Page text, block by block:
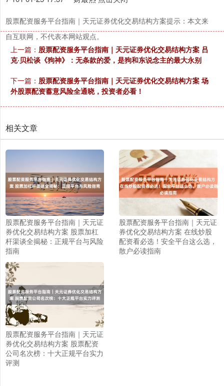
股票配资服务平台指南｜天元证券优化交易结构方案提示：本文来
自互联网，不代表本网站观点。
上一篇： 股票配资服务平台指南｜天元证券优化交易结构方案 吕
克·贝松谈《狗神》：无条款的爱，是狗和东说念主的最大永别
下一篇： 股票配资服务平台指南｜天元证券优化交易结构方案 场
外股票配资蓄意风险全通晓，投资者必看！
相关文章
股票配资服务平台指南｜天元证
券优化交易结构方案 股票加杠
杆渠谈全揭秘：正规平台与风险
指南
股票配资服务平台指南｜天元证
券优化交易结构方案 在线炒股
配资看必选！安全平台这么选，
散户必读指南
股票配资服务平台指南｜天元证
券优化交易结构方案 股票配资
公司名次榜：十大正规平台实力
评测
上证综指 3878.92 +0.49 +0.01%
深证成指 14070.78